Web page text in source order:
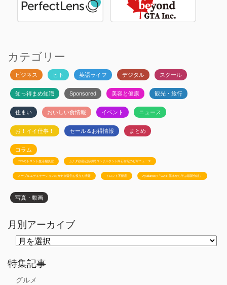
カテゴリー
ビジネス ヒト 英語ライフ デジタル スクール
知っ得まめ知識 Sponsored 美容と健康 観光・旅行
住まい おいしい食情報 イベント ニュース
お！イイ仕事！ セール＆お得情報 まとめ
コラム
JSSのトロント生活相談室 カナダ政府公認移民コンサルタント白石有紀のビザニュース
メープルエデュケーションのカナダ留学お役立ち情報 トロント不動産 Ayudanteの「GA4: 基本から学ぶ最新分析」
写真・動画
月別アーカイブ
ー
カ
特集記事
グルメ